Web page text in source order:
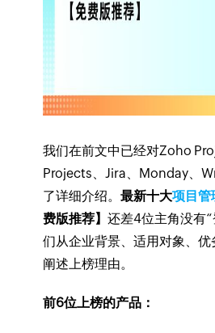
我们在前文中已经对Zoho
Projects、Jira、Monday、
了详细介绍。 最新十大项目管
费版推荐】 还差4位主角没有
们从企业背景、适用对象、
阐述上榜理由。
前6位上榜的产品：